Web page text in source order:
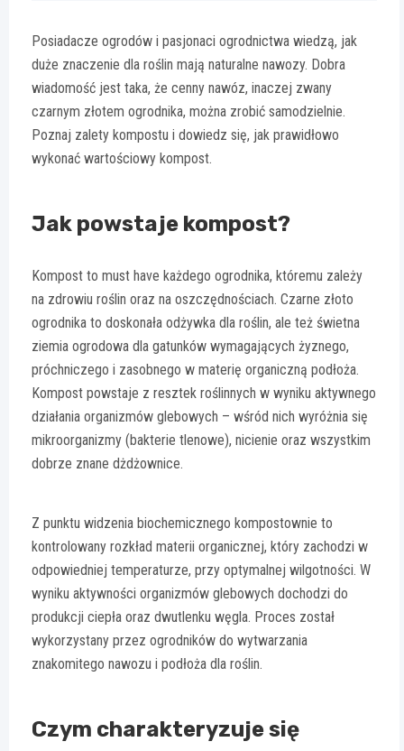
Posiadacze ogrodów i pasjonaci ogrodnictwa wiedzą, jak
duże znaczenie dla roślin mają naturalne nawozy. Dobra
wiadomość jest taka, że cenny nawóz, inaczej zwany
czarnym złotem ogrodnika, można zrobić samodzielnie.
Poznaj zalety kompostu i dowiedz się, jak prawidłowo
wykonać wartościowy kompost.
Jak powstaje kompost?
Kompost to must have każdego ogrodnika, któremu zależy
na zdrowiu roślin oraz na oszczędnościach. Czarne złoto
ogrodnika to doskonała odżywka dla roślin, ale też świetna
ziemia ogrodowa dla gatunków wymagających żyznego,
próchniczego i zasobnego w materię organiczną podłoża.
Kompost powstaje z resztek roślinnych w wyniku aktywnego
działania organizmów glebowych – wśród nich wyróżnia się
mikroorganizmy (bakterie tlenowe), nicienie oraz wszystkim
dobrze znane dżdżownice.
Z punktu widzenia biochemicznego kompostownie to
kontrolowany rozkład materii organicznej, który zachodzi w
odpowiedniej temperaturze, przy optymalnej wilgotności. W
wyniku aktywności organizmów glebowych dochodzi do
produkcji ciepła oraz dwutlenku węgla. Proces został
wykorzystany przez ogrodników do wytwarzania
znakomitego nawozu i podłoża dla roślin.
Czym charakteryzuje się